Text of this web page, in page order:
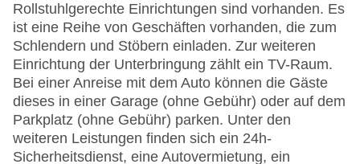
Rollstuhlgerechte Einrichtungen sind vorhanden. Es
ist eine Reihe von Geschäften vorhanden, die zum
Schlendern und Stöbern einladen. Zur weiteren
Einrichtung der Unterbringung zählt ein TV-Raum.
Bei einer Anreise mit dem Auto können die Gäste
dieses in einer Garage (ohne Gebühr) oder auf dem
Parkplatz (ohne Gebühr) parken. Unter den
weiteren Leistungen finden sich ein 24h-
Sicherheitsdienst, eine Autovermietung, ein